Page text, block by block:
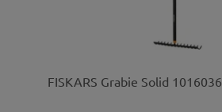
FISKARS Grabie Solid 1016036